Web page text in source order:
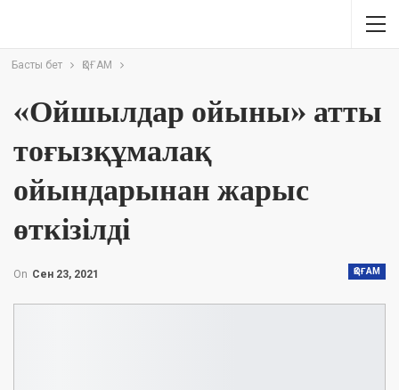
Басты бет ҚОҒАМ
«Ойшылдар ойыны» атты
тоғызқұмалақ
ойындарынан жарыс
өткізілді
ҚОҒАМ
On Сен 23, 2021